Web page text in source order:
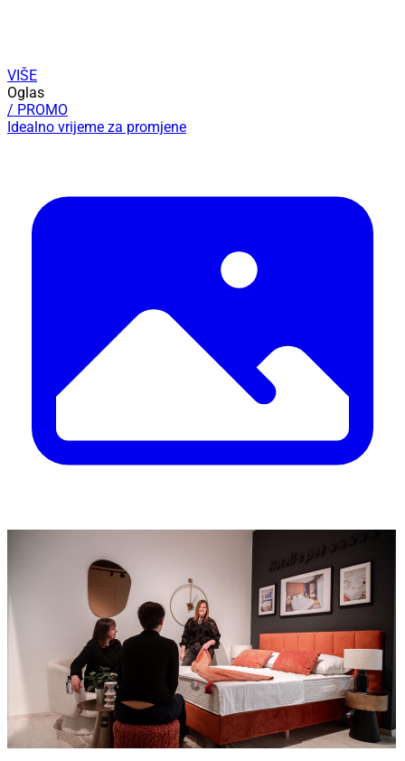
VIŠE
Oglas
/ PROMO
Idealno vrijeme za promjene